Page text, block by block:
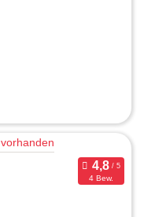
4 Bew.